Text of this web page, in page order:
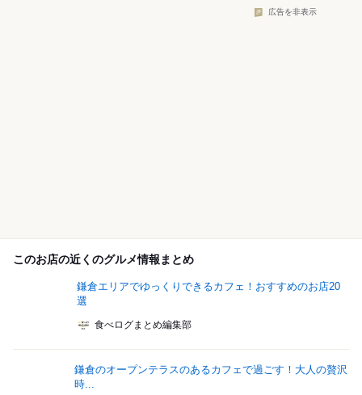
広告を非表示
このお店の近くのグルメ情報まとめ
鎌倉エリアでゆっくりできるカフェ！おすすめのお店20
選
食べログまとめ編集部
鎌倉のオープンテラスのあるカフェで過ごす！大人の贅沢
時...